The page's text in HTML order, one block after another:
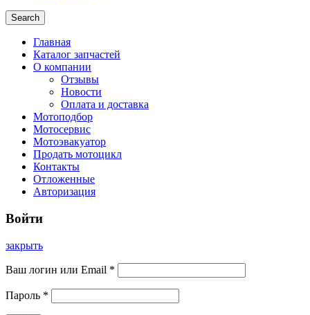
Search
Главная
Каталог запчастей
О компании
Отзывы
Новости
Оплата и доставка
Мотоподбор
Мотосервис
Мотоэвакуатор
Продать мотоцикл
Контакты
Отложенные
Авторизация
Войти
закрыть
Ваш логин или Email *
Пароль *